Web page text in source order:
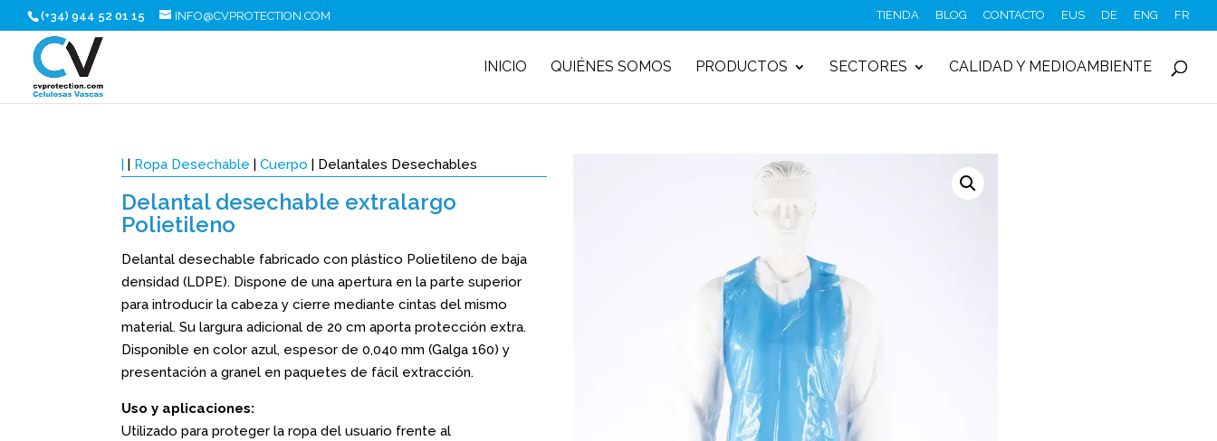
(+34) 944 52 01 15 INFO@CVPROTECTION.COM TIENDA BLOG CONTACTO EUS DE ENG FR
INICIO QUIÉNES SOMOS PRODUCTOS SECTORES CALIDAD Y MEDIOAMBIENTE
| | Ropa Desechable |Cuerpo | Delantales Desechables
Delantal desechable extralargo
Polietileno
Delantal desechable fabricado con plástico Polietileno de baja
densidad (LDPE). Dispone de una apertura en la parte superior
para introducir la cabeza y cierre mediante cintas del mismo
material. Su largura adicional de 20 cm aporta protección extra.
Disponible en color azul, espesor de 0,040 mm (Galga 160) y
presentación a granel en paquetes de fácil extracción.
Uso y aplicaciones:
Utilizado para proteger la ropa del usuario frente al